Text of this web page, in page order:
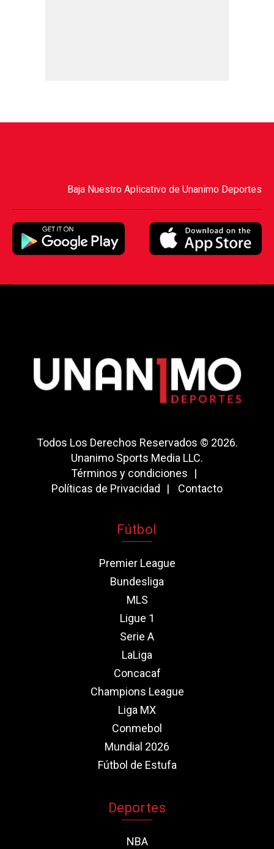
Baja Nuestro Aplicativo de Unanimo Deportes
Todos Los Derechos Reservados © 2026.
Unanimo Sports Media LLC.
Términos y condiciones
Políticas de Privacidad
Contacto
Fútbol
Premier League
Bundesliga
MLS
Ligue 1
Serie A
LaLiga
Concacaf
Champions League
Liga MX
Conmebol
Mundial 2026
Fútbol de Estufa
Deportes
NBA